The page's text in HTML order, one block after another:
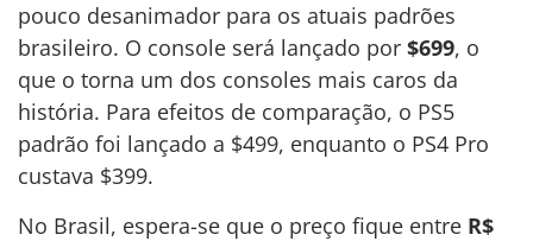
pouco desanimador para os atuais padrões
brasileiro. O console será lançado por $699, o
que o torna um dos consoles mais caros da
história. Para efeitos de comparação, o PS5
padrão foi lançado a $499, enquanto o PS4 Pro
custava $399.
No Brasil, espera-se que o preço fique entre R$